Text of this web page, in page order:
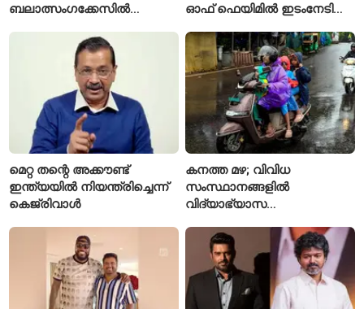
ബലാത്സംഗക്കേസിൽ
ഹൈക്കോടതി
ഓഫ് ഫെയിമിൽ ഇടംനേടി
മെറ്റ തന്റെ അക്കൗണ്ട്
ഇന്ത്യയിൽ നിയന്ത്രിച്ചെന്ന്
കെജ്‌രിവാൾ
കനത്ത മഴ; വിവിധ
സംസ്ഥാനങ്ങളിൽ
വിദ്യാഭ്യാസ
പ്രഖ്യാപിച്ചു